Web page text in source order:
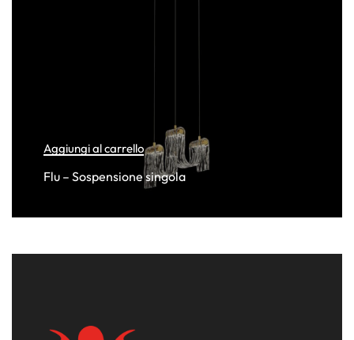
Aggiungi al carrello
Flu – Sospensione singola